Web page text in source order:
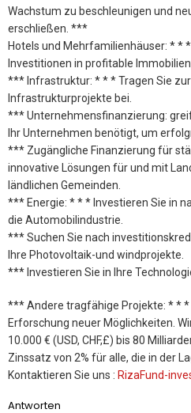
Wachstum zu beschleunigen und
erschließen. ***
Hotels und Mehrfamilienhäuser: * *
Investitionen in profitable
*** Infrastruktur: * * * Tragen Sie
Infrastrukturprojekte bei.
*** Unternehmensfinanzierung:
Ihr Unternehmen benötigt, um
*** Zugängliche Finanzierung für
innovative Lösungen für und mit
ländlichen Gemeinden.
*** Energie: * * * Investieren Sie in
die Automobilindustrie.
*** Suchen Sie nach
Ihre Photovoltaik-und windprojekte.
*** Investieren Sie in Ihre
*** Andere tragfähige Projekte: * *
Erforschung neuer Möglichkeiten.
10.000 € (USD, CHF,£) bis 80
Zinssatz von 2% für alle, die in der
Kontaktieren Sie uns : RizaFund-
Antworten